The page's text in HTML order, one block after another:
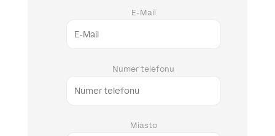
E-Mail
Numer telefonu
Miasto